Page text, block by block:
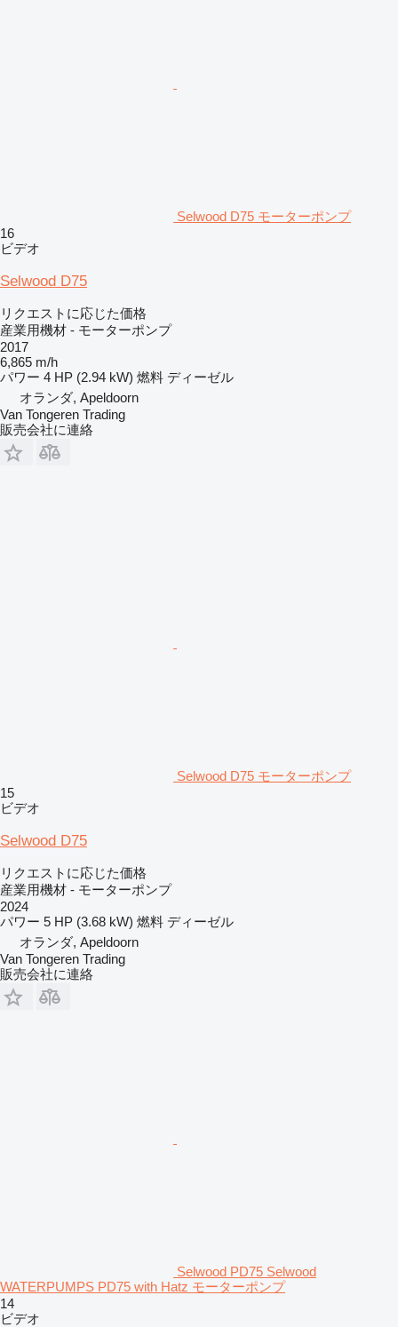
Selwood D75 モーターポンプ
16
ビデオ
Selwood D75
リクエストに応じた価格
産業用機材 - モーターポンプ
2017
6,865 m/h
パワー 4 HP (2.94 kW) 燃料 ディーゼル
オランダ, Apeldoorn
Van Tongeren Trading
販売会社に連絡
Selwood D75 モーターポンプ
15
ビデオ
Selwood D75
リクエストに応じた価格
産業用機材 - モーターポンプ
2024
パワー 5 HP (3.68 kW) 燃料 ディーゼル
オランダ, Apeldoorn
Van Tongeren Trading
販売会社に連絡
Selwood PD75 Selwood
WATERPUMPS PD75 with Hatz モーターポンプ
14
ビデオ